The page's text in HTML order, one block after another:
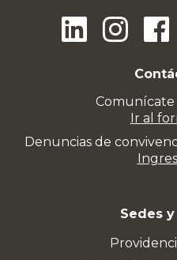
Comunícate
Ir al
Denuncias de
Sedes